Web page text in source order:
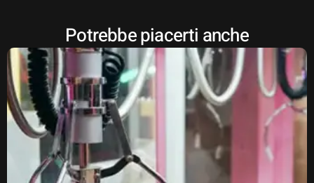
Potrebbe piacerti anche